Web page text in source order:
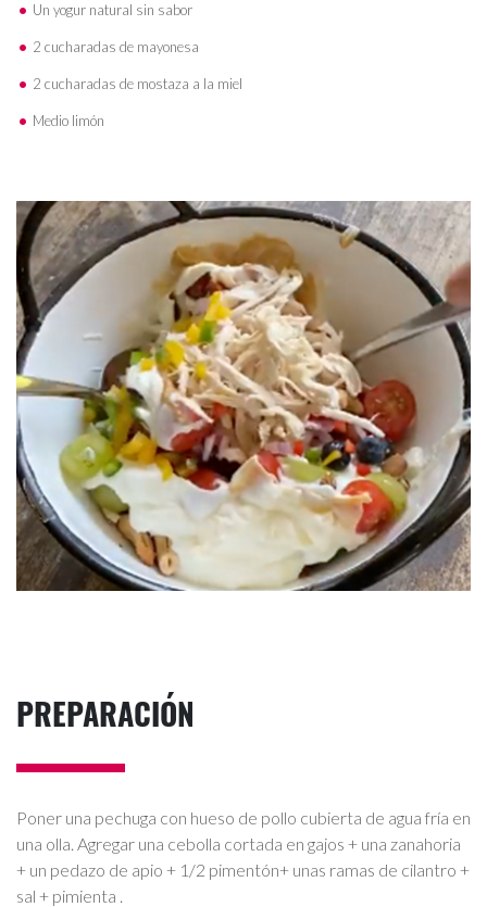
Un yogur natural sin sabor
2 cucharadas de mayonesa
2 cucharadas de mostaza a la miel
Medio limón
PREPARACIÓN
Poner una pechuga con hueso de pollo cubierta de agua fría en
una olla. Agregar una cebolla cortada en gajos + una zanahoria
+ un pedazo de apio + 1/2 pimentón+ unas ramas de cilantro +
sal + pimienta .